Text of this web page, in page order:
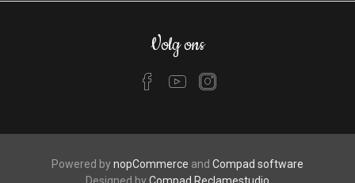
Volg ons
Powered bynopCommerce and Compad software